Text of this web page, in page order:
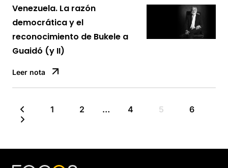
Venezuela. La razón
democrática y el
reconocimiento de Bukele a
Guaidó (y II)
Leer nota
1 2 … 4 5 6